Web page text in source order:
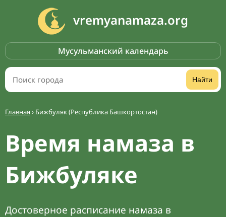
vremyanamaza.org
Мусульманский календарь
Найти
Главная› Бижбуляк (Республика Башкортостан)
Время намаза в
Бижбуляке
Достоверное расписание намаза в